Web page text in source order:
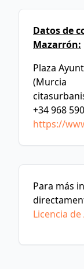
Datos de
Mazarrón:
Plaza
(Murcia
+34 968
https://
Para más
Licencia